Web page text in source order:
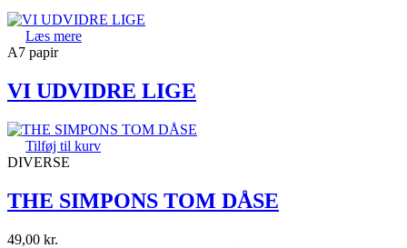
Læs mere
A7 papir
VI UDVIDRE LIGE
Tilføj til kurv
DIVERSE
THE SIMPONS TOM DÅSE
49,00 kr.